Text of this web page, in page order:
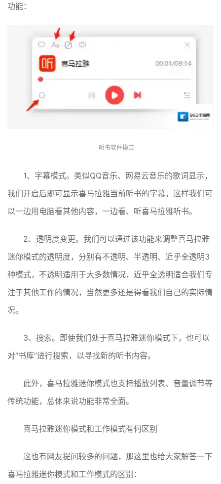
功能：
听书软件模式
1、字幕模式。类似QQ音乐、网易云音乐的歌词显示，
我们开启后即可显示喜马拉雅当前听书的字幕，这样我们可
以一边用电脑看其他内容，一边看、听喜马拉雅听书。
2、透明度变更。我们可以通过该功能来调整喜马拉雅
迷你模式的透明度，分别有不透明、半透明、近乎全透明3
种模式，不透明适用于大多数情况，近乎全透明适合我们专
注于其他工作的情况，当然更多还是得看我们自己的实际情
况。
3、搜索。即使我们处于喜马拉雅迷你模式下，也可以
对“书库”进行搜索，以寻找新的听书内容。
此外，喜马拉雅迷你模式也支持播放列表、音量调节等
传统功能，总体来说功能非常全面。
喜马拉雅迷你模式和工作模式有何区别
这也有网友提问较多的问题，那这里也给大家解答一下
喜马拉雅迷你模式和工作模式的区别：